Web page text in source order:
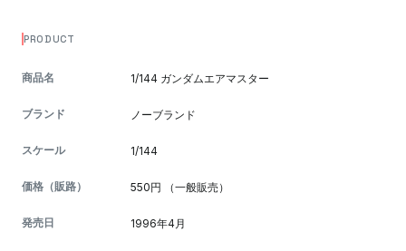
PRODUCT
商品名 1/144 ガンダムエアマスター
ブランド ノーブランド
スケール 1/144
価格（販路） 550円 （一般販売）
発売日 1996年4月